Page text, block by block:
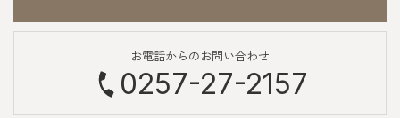
お電話からのお問い合わせ
0257-27-2157